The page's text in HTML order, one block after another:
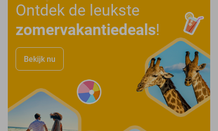
Ontdek de leukste
zomervakantiedeals!
Bekijk nu